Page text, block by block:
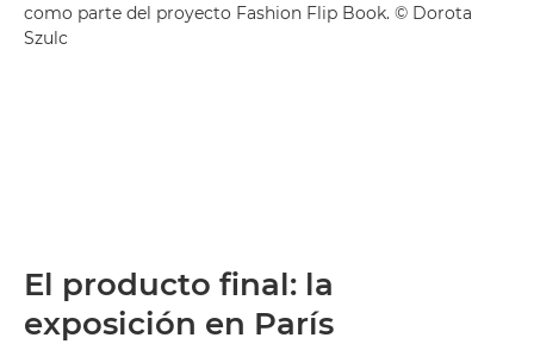
como parte del proyecto Fashion Flip Book. © Dorota
Szulc
El producto final: la
exposición en París